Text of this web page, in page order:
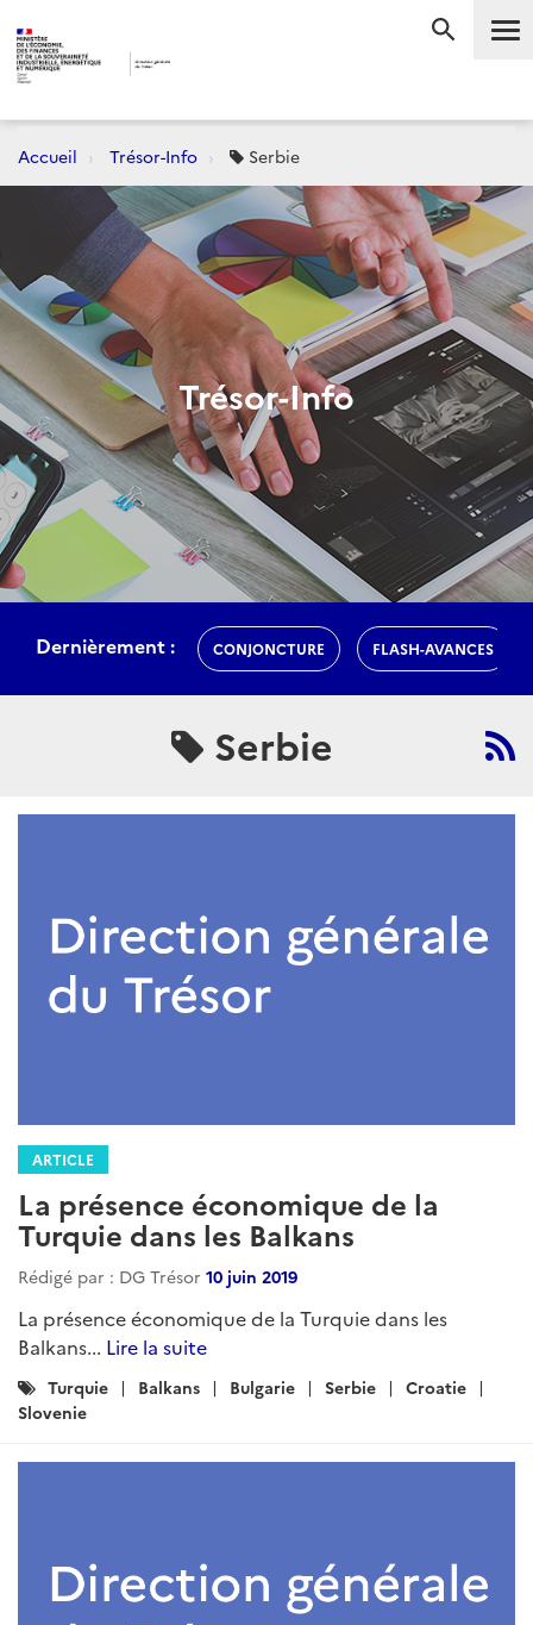
Accueil Trésor-Info Serbie
Trésor-Info
Dernièrement : CONJONCTURE FLASH-AVANCES
Serbie
ARTICLE
La présence économique de la
Turquie dans les Balkans
Rédigé par : DG Trésor 10 juin 2019
La présence économique de la Turquie dans les
Balkans... Lire la suite
Catégories
:
Turquie Balkans Bulgarie Serbie
Croatie
Slovenie